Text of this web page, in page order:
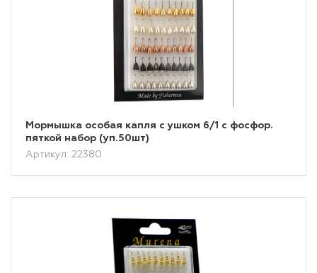
Мормышка особая капля с ушком 6/1 с фосфор.
пяткой набор (уп.50шт)
Артикул: 22380